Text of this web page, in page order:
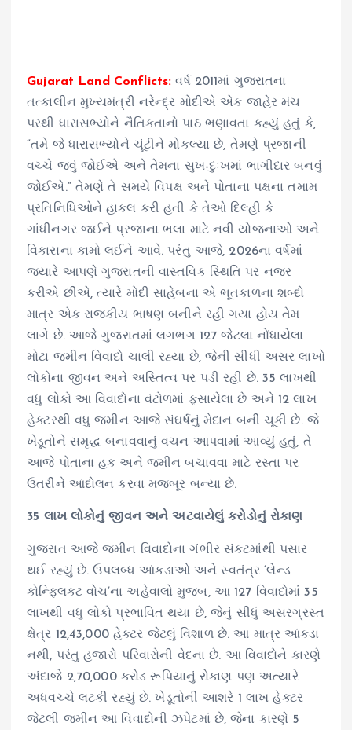
Gujarat Land Conflicts: વર્ષ 2011માં ગુજરાતના
તત્કાલીન મુખ્યમંત્રી નરેન્દ્ર મોદીએ એક જાહેર મંચ
પરથી ધારાસભ્યોને નૈતિકતાનો પાઠ ભણાવતા કહ્યું હતું કે,
“તમે જે ધારાસભ્યોને ચૂંટીને મોકલ્યા છે, તેમણે પ્રજાની
વચ્ચે જવું જોઈએ અને તેમના સુખ-દુઃખમાં ભાગીદાર બનવું
જોઈએ.” તેમણે તે સમયે વિપક્ષ અને પોતાના પક્ષના તમામ
પ્રતિનિધિઓને હાકલ કરી હતી કે તેઓ દિલ્હી કે
ગાંધીનગર જઈને પ્રજાના ભલા માટે નવી યોજનાઓ અને
વિકાસના કામો લઈને આવે. પરંતુ આજે, 2026ના વર્ષમાં
જ્યારે આપણે ગુજરાતની વાસ્તવિક સ્થિતિ પર નજર
કરીએ છીએ, ત્યારે મોદી સાહેબના એ ભૂતકાળના શબ્દો
માત્ર એક રાજકીય ભાષણ બનીને રહી ગયા હોય તેમ
લાગે છે. આજે ગુજરાતમાં લગભગ 127 જેટલા નોંધાયેલા
મોટા જમીન વિવાદો ચાલી રહ્યા છે, જેની સીધી અસર લાખો
લોકોના જીવન અને અસ્તિત્વ પર પડી રહી છે. 35 લાખથી
વધુ લોકો આ વિવાદોના વંટોળમાં ફસાયેલા છે અને 12 લાખ
હેક્ટરથી વધુ જમીન આજે સંઘર્ષનું મેદાન બની ચૂકી છે. જે
ખેડૂતોને સમૃદ્ધ બનાવવાનું વચન આપવામાં આવ્યું હતું, તે
આજે પોતાના હક અને જમીન બચાવવા માટે રસ્તા પર
ઉતરીને આંદોલન કરવા મજબૂર બન્યા છે.
35 લાખ લોકોનું જીવન અને અટવાયેલું કરોડોનું રોકાણ
ગુજરાત આજે જમીન વિવાદોના ગંભીર સંકટમાંથી પસાર
થઈ રહ્યું છે. ઉપલબ્ધ આંકડાઓ અને સ્વતંત્ર ‘લેન્ડ
કોન્ફ્લિક્ટ વોચ’ના અહેવાલો મુજબ, આ 127 વિવાદોમાં 35
લાખથી વધુ લોકો પ્રભાવિત થયા છે, જેનું સીધું અસરગ્રસ્ત
ક્ષેત્ર 12,43,000 હેક્ટર જેટલું વિશાળ છે. આ માત્ર આંકડા
નથી, પરંતુ હજારો પરિવારોની વેદના છે. આ વિવાદોને કારણે
અંદાજે 2,70,000 કરોડ રૂપિયાનું રોકાણ પણ અત્યારે
અધવચ્ચે લટકી રહ્યું છે. ખેડૂતોની આશરે 1 લાખ હેક્ટર
જેટલી જમીન આ વિવાદોની ઝપેટમાં છે, જેના કારણે 5